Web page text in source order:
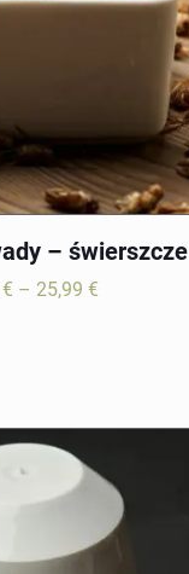
– świerszcze
€ – 25,99€
do